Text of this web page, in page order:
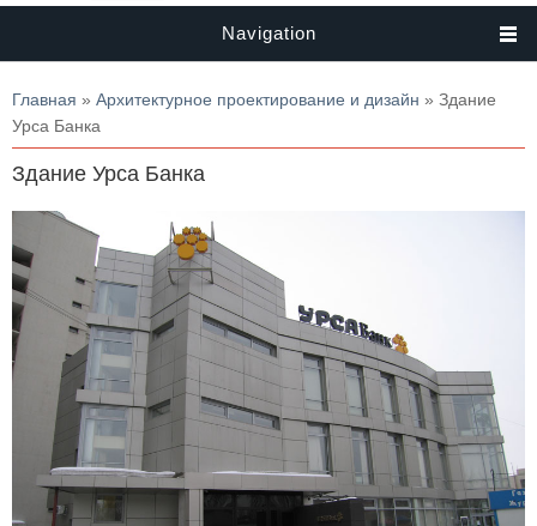
Navigation
Вы здесь
Главная » Архитектурное проектирование и дизайн » Здание
Урса Банка
Здание Урса Банка